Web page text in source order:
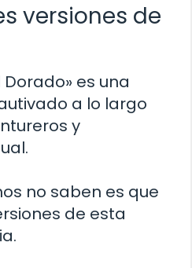
versiones de
Dorado» es una
a lo largo
y
no saben es que
de esta